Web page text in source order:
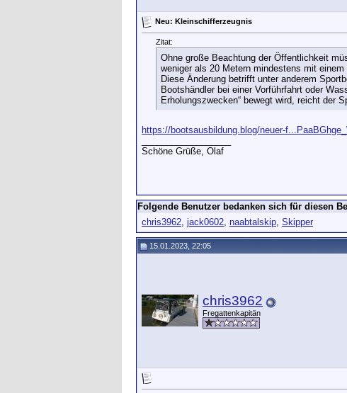
Neu: Kleinschifferzeugnis
Zitat:
Ohne große Beachtung der Öffentlichkeit
weniger als 20 Metern mindestens mit
Diese Änderung betrifft unter anderem
Bootshändler bei einer Vorführfahrt oder
Erholungszwecken“ bewegt wird, reicht der
https://bootsausbildung.blog/neuer-
Schöne Grüße, Olaf
Folgende Benutzer bedanken sich für diesen
chris3962, jack0602, naabtalskip, Skipper
15.01.2023, 22:05
chris3962
Fregattenkapitän